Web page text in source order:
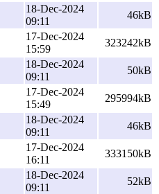
18-Dec-2024
09:11
46kB
17-Dec-2024
15:59
323242kB
18-Dec-2024
09:11
50kB
17-Dec-2024
15:49
295994kB
18-Dec-2024
09:11
46kB
17-Dec-2024
16:11
333150kB
18-Dec-2024
09:11
52kB